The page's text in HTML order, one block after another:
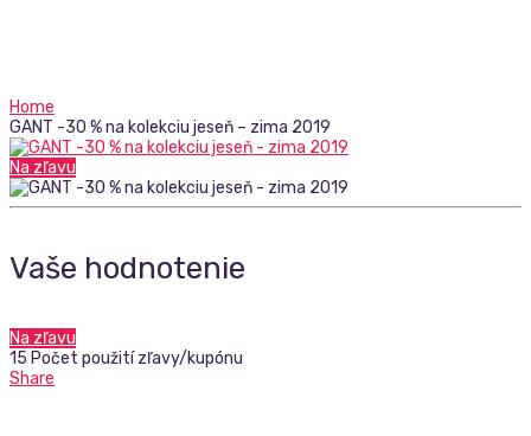
Home
GANT -30 % na kolekciu jeseň – zima 2019
Na zľavu
Vaše hodnotenie
Na zľavu
15 Počet použití zľavy/kupónu
Share